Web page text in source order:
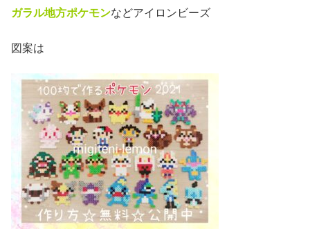
ガラル地方ポケモンなどアイロンビーズ
図案は